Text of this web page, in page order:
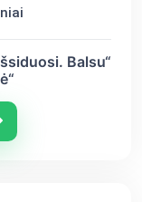
Balsu“